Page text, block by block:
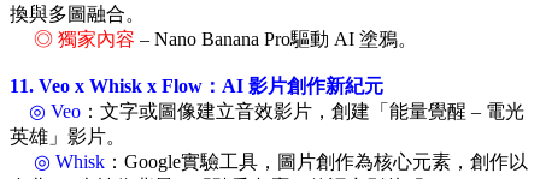
換與多圖融合。
◎ 獨家內容 – Nano Banana Pro驅動 AI 塗鴉。
11. Veo x Whisk x Flow：AI 影片創作新紀元
◎ Veo ：文字或圖像建立音效影片，創建「能量覺醒 – 電光
英雄」影片。
◎ Whisk ：Google實驗工具，圖片創作為核心元素，創作以